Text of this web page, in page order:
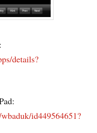
details?
id449564651?